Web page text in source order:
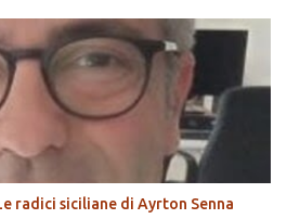
radici siciliane di Ayrton Senna